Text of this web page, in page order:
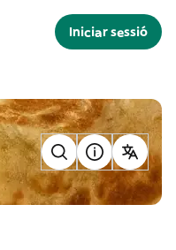
Iniciar sessió